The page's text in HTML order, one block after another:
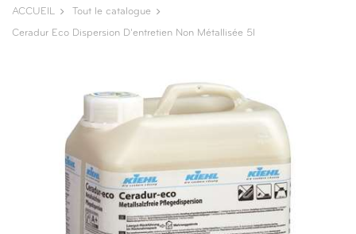
ACCUEIL Tout le catalogue
Ceradur Eco Dispersion D'entretien Non Métallisée 5l